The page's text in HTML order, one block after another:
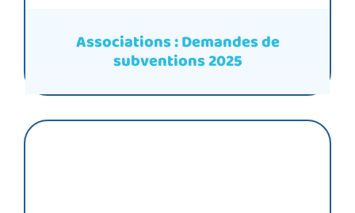
Associations : Demandes de
subventions 2025